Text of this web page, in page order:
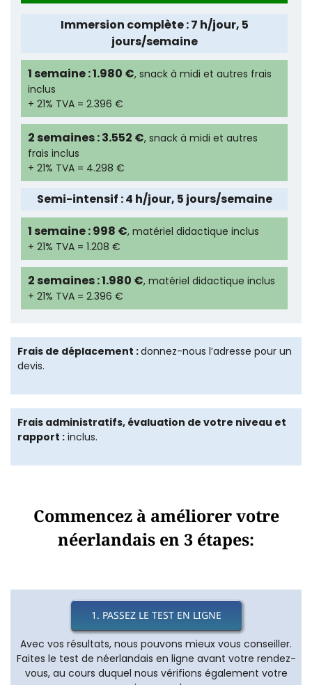
Immersion complète : 7 h/jour, 5
jours/semaine
1 semaine : 1.980 €, snack à midi et autres frais
inclus
+ 21% TVA = 2.396 €
2 semaines : 3.552 €, snack à midi et autres
frais inclus
+ 21% TVA = 4.298 €
Semi-intensif : 4 h/jour, 5 jours/semaine
1 semaine : 998 €, matériel didactique inclus
+ 21% TVA = 1.208 €
2 semaines : 1.980 €, matériel didactique inclus
+ 21% TVA = 2.396 €
Frais de déplacement :donnez-nous l’adresse pour un
devis.
Frais administratifs, évaluation de votre niveau et
rapport : inclus.
Commencez à améliorer votre
néerlandais en 3 étapes:
1. PASSEZ LE TEST EN LIGNE
Avec vos résultats, nous pouvons mieux vous conseiller.
Faites le test de néerlandais en ligne avant votre rendez-
vous, au cours duquel nous vérifions également votre